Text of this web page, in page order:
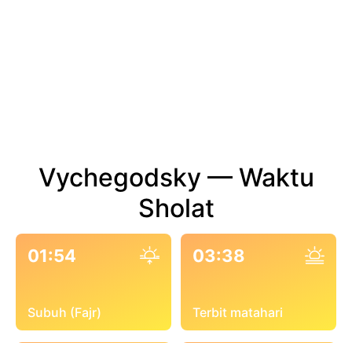
Vychegodsky — Waktu
Sholat
01:54
Subuh (Fajr)
03:38
Terbit matahari